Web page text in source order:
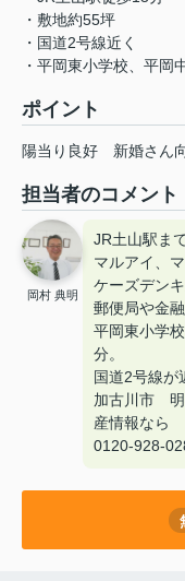
・敷地約55坪
・国道2号線近く
・平岡東小学校、平岡
ポイント
陽当り良好 新婚さん
担当者のコメント
岡村 典明
JR土山駅ま
マルアイ、
ケーズデン
郵便局や金
平岡東小学
分。
国道2号線が
加古川市
産情報なら
0120-928-